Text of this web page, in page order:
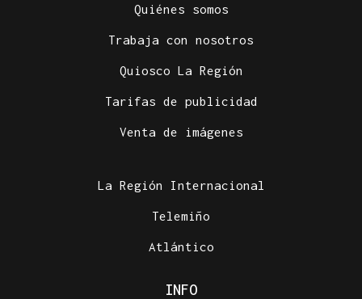
Quiénes somos
Trabaja con nosotros
Quiosco La Región
Tarifas de publicidad
Venta de imágenes
La Región Internacional
Telemiño
Atlántico
INFO